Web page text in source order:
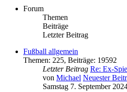
Forum
Themen
Beiträge
Letzter Beitrag
Fußball allgemein
Themen: 225, Beiträge: 19592
Letzter Beitrag Re: Ex-
von Michael Neuester
Samstag 7. September